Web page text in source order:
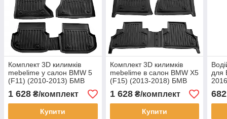
Комплект 3D килимків
mebelime у салон BMW 5
(F11) (2010-2013) БМВ
1 628 ₴/комплект
Купити
Комплект 3D килимків
mebelime в салон BMW X5
(F15) (2013-2018) БМВ
1 628₴/комплект
Купити
для
682